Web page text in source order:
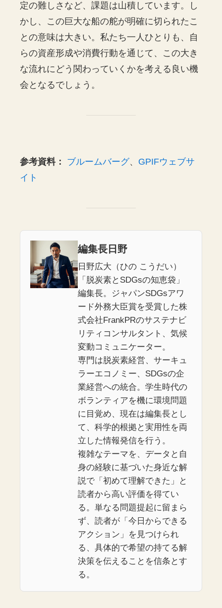
定の難しさなど、課題は山積しています。し
かし、この巨大な船の舵が明確に切られたこ
との意味は大きい。私たち一人ひとりも、自
らの資産形成や消費行動を通じて、この大き
な流れにどう関わっていくかを考える良い機
会となるでしょう。
参考資料： ブルームバーグ、 GPIFウェブサ
イト
編集長日野
日野広大（ひの こうだい）
「脱炭素とSDGsの知恵袋」
編集長。ジャパンSDGsアワ
ード外務大臣賞を受賞した株
式会社FrankPRのサステナビ
リティコンサルタント、気候
変動コミュニケーター。
専門は脱炭素経営、サーキュ
ラーエコノミー、SDGsの企
業経営への統合。学生時代の
ボランティアを機に環境問題
に目覚め、現在は編集長とし
て、科学的根拠と実用性を両
立した情報発信を行う。
複雑なテーマを、データと自
身の経験に基づいた身近な解
説で「初めて理解できた」と
読者から高い評価を得てい
る。単なる問題提起に留まら
ず、読者が「今日からできる
アクション」を見つけられ
る、具体的で希望の持てる解
決策を伝えることを信条とす
る。